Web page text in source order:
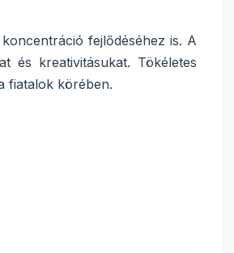
fejlődéséhez is. A
és kreativitásukat. Tökéletes
fiatalok körében.